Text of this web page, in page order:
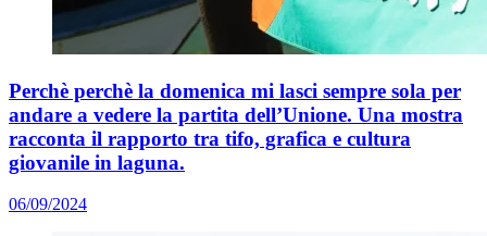
Perchè perchè la domenica mi lasci sempre sola per
andare a vedere la partita dell’Unione. Una mostra
racconta il rapporto tra tifo, grafica e cultura
giovanile in laguna.
06/09/2024